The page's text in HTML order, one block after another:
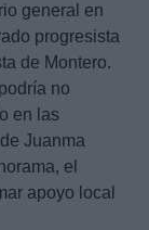
general en
progresista
de Montero.
podría no
en las
de Juanma
el
apoyo local